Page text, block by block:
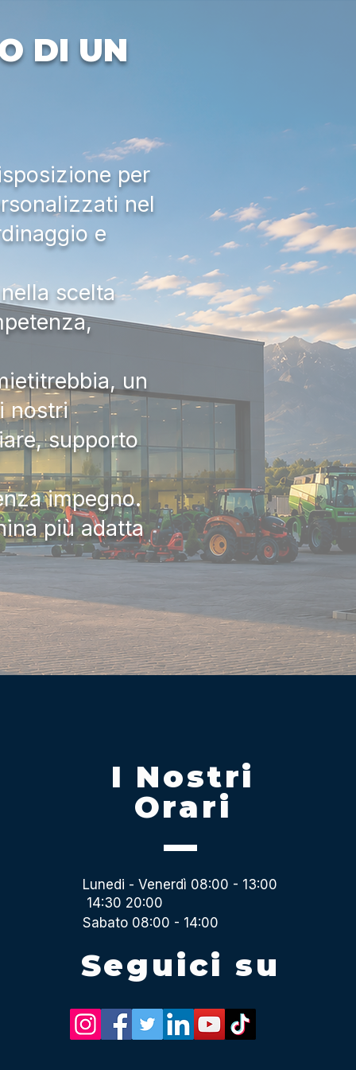
DI UN
per
nel
e
scelta
un
nostri
supporto
impegno.
più adatta
I Nostri
Orari
Lunedi - Venerdì 08:00 - 13:00
14:30 20:00
Sabato 08:00 - 14:00
Seguici su